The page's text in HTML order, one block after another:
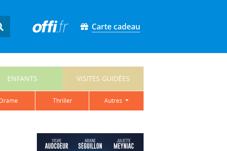
Carte cadeau
ENFANTS VISITES GUIDÉES
drame thriller autres